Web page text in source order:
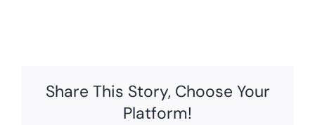
Share This Story, Choose Your
Platform!